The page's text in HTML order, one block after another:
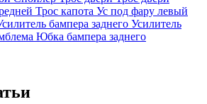
Трос капота Ус под фару левый
бампера заднего Усилитель
Юбка бампера заднего